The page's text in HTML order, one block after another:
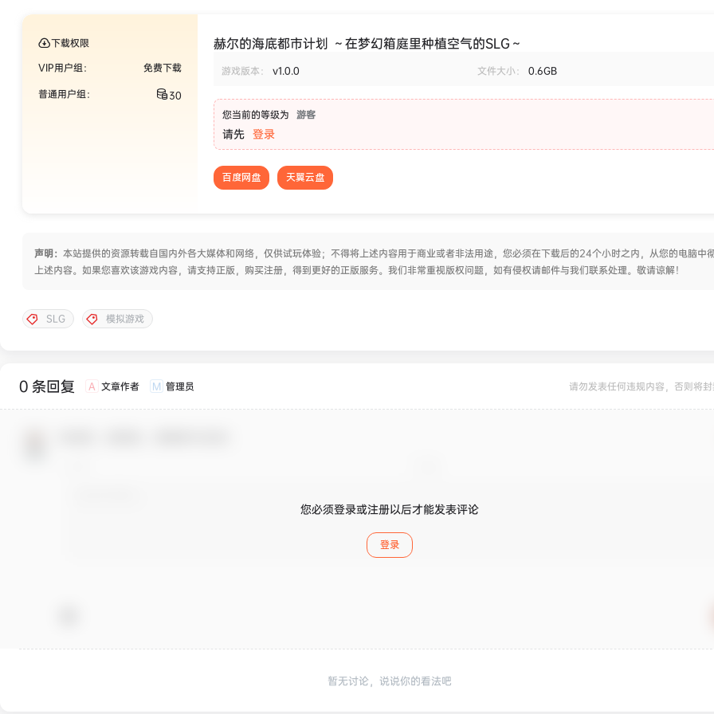
下载权限
VIP用户组：
免费下载
普通用户组：
30
赫尔的海底都市计划 ～在梦幻箱庭里种植空气的SLG～
游戏版本： v1.0.0 文件大小： 0.6GB
您当前的等级为 游客
请先 登录
百度网盘 天翼云盘
声明： 本站提供的资源转载自国内外各大媒体和网络，仅供试玩体验；不得将上述内容用于商业或者非法用途，您必须在下载后的24个小时之内，从您的电脑中
上述内容。如果您喜欢该游戏内容，请支持正版，购买注册，得到更好的正版服务。我们非常重视版权问题，如有侵权请邮件与我们联系处理。敬请谅解！
SLG 模拟游戏
0 条回复 A 文章作者 M 管理员 请勿发表任何违规内容，否则将
您必须登录或注册以后才能发表评论
登录
暂无讨论，说说你的看法吧